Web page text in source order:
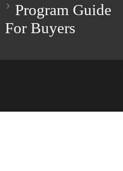
Program Guide
For Buyers